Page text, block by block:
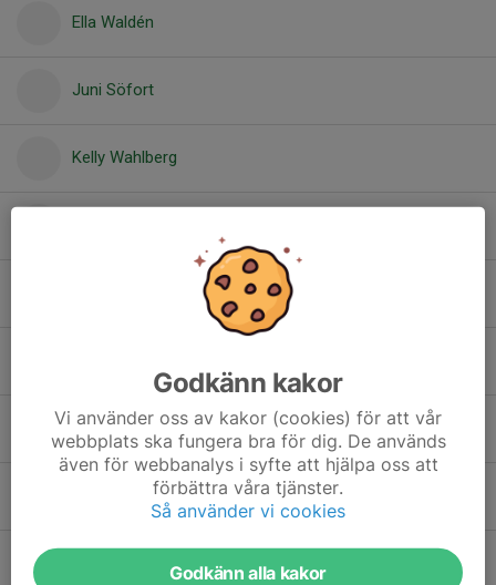
Ella Waldén
Juni Söfort
Kelly Wahlberg
Linn Ström Björneling
Livia Ottosson
Maja Magnusson
Minessa Darwiche
Godkänn kakor
Vi använder oss av kakor (cookies) för att vår
webbplats ska fungera bra för dig. De används
även för webbanalys i syfte att hjälpa oss att
förbättra våra tjänster.
Så använder vi cookies
Godkänn alla kakor